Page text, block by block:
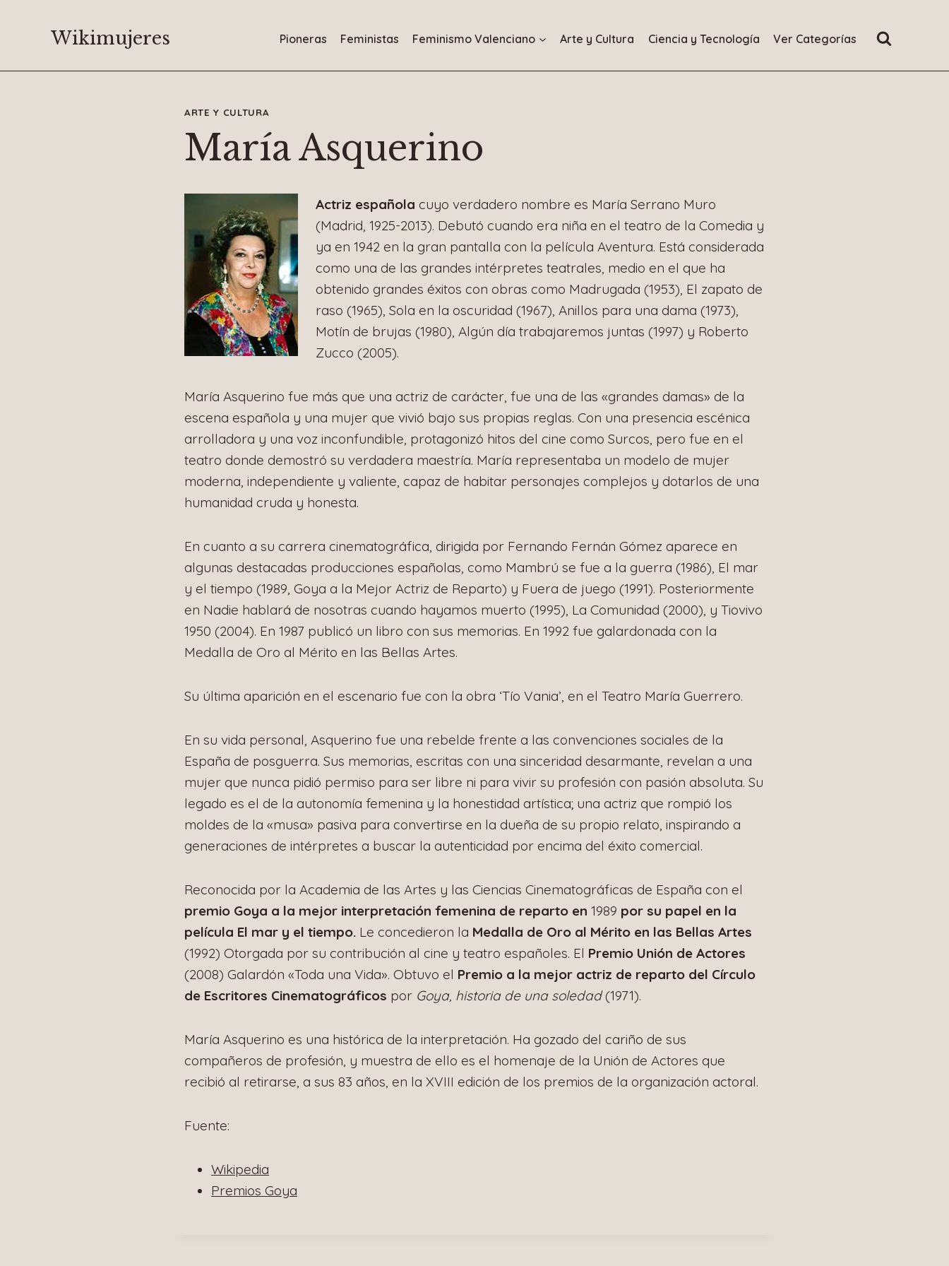
Wikimujeres Pioneras Feministas Feminismo Valenciano Arte y Cultura Ciencia y Tecnología Ver Categorías
ARTE Y CULTURA
María Asquerino
Actriz española cuyo verdadero nombre es María Serrano Muro
(Madrid, 1925-2013). Debutó cuando era niña en el teatro de la Comedia y
ya en 1942 en la gran pantalla con la película Aventura. Está considerada
como una de las grandes intérpretes teatrales, medio en el que ha
obtenido grandes éxitos con obras como Madrugada (1953), El zapato de
raso (1965), Sola en la oscuridad (1967), Anillos para una dama (1973),
Motín de brujas (1980), Algún día trabajaremos juntas (1997) y Roberto
Zucco (2005).
María Asquerino fue más que una actriz de carácter, fue una de las «grandes damas» de la
escena española y una mujer que vivió bajo sus propias reglas. Con una presencia escénica
arrolladora y una voz inconfundible, protagonizó hitos del cine como Surcos, pero fue en el
teatro donde demostró su verdadera maestría. María representaba un modelo de mujer
moderna, independiente y valiente, capaz de habitar personajes complejos y dotarlos de una
humanidad cruda y honesta.
En cuanto a su carrera cinematográfica, dirigida por Fernando Fernán Gómez aparece en
algunas destacadas producciones españolas, como Mambrú se fue a la guerra (1986), El mar
y el tiempo (1989, Goya a la Mejor Actriz de Reparto) y Fuera de juego (1991). Posteriormente
en Nadie hablará de nosotras cuando hayamos muerto (1995), La Comunidad (2000), y Tiovivo
1950 (2004). En 1987 publicó un libro con sus memorias. En 1992 fue galardonada con la
Medalla de Oro al Mérito en las Bellas Artes.
Su última aparición en el escenario fue con la obra ‘Tío Vania’, en el Teatro María Guerrero.
En su vida personal, Asquerino fue una rebelde frente a las convenciones sociales de la
España de posguerra. Sus memorias, escritas con una sinceridad desarmante, revelan a una
mujer que nunca pidió permiso para ser libre ni para vivir su profesión con pasión absoluta. Su
legado es el de la autonomía femenina y la honestidad artística; una actriz que rompió los
moldes de la «musa» pasiva para convertirse en la dueña de su propio relato, inspirando a
generaciones de intérpretes a buscar la autenticidad por encima del éxito comercial.
Reconocida por la Academia de las Artes y las Ciencias Cinematográficas de España con el
premio Goya a la mejor interpretación femenina de reparto en 1989 por su papel en la
película El mar y el tiempo. Le concedieron la Medalla de Oro al Mérito en las Bellas Artes
(1992) Otorgada por su contribución al cine y teatro españoles. El Premio Unión de Actores
(2008) Galardón «Toda una Vida». Obtuvo el Premio a la mejor actriz de reparto del Círculo
de Escritores Cinematográficos por Goya, historia de una soledad(1971).
María Asquerino es una histórica de la interpretación. Ha gozado del cariño de sus
compañeros de profesión, y muestra de ello es el homenaje de la Unión de Actores que
recibió al retirarse, a sus 83 años, en la XVIII edición de los premios de la organización actoral.
Fuente:
Wikipedia
Premios Goya